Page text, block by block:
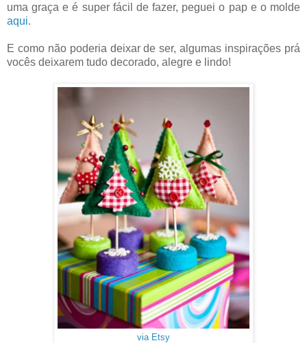
uma graça e é super fácil de fazer, peguei o pap e o molde
aqui.
E como não poderia deixar de ser, algumas inspirações prá
vocês deixarem tudo decorado, alegre e lindo!
via Etsy